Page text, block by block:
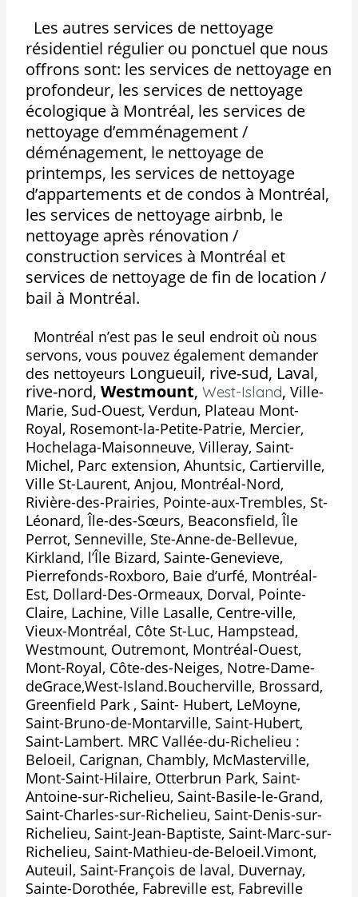
Les autres services de nettoyage
résidentiel régulier ou ponctuel que nous
offrons sont: les services de nettoyage en
profondeur, les services de nettoyage
écologique à Montréal, les services de
nettoyage d’emménagement /
déménagement, le nettoyage de
printemps, les services de nettoyage
d’appartements et de condos à Montréal,
les services de nettoyage airbnb, le
nettoyage après rénovation /
construction services à Montréal et
services de nettoyage de fin de location /
bail à Montréal.
Montréal n’est pas le seul endroit où nous
servons, vous pouvez également demander
des nettoyeurs Longueuil, rive-sud, Laval,
rive-nord,Westmount,West-Island,Ville-
Marie, Sud-Ouest, Verdun, Plateau Mont-
Royal, Rosemont-la-Petite-Patrie, Mercier,
Hochelaga-Maisonneuve, Villeray, Saint-
Michel, Parc extension, Ahuntsic, Cartierville,
Ville St-Laurent, Anjou, Montréal-Nord,
Rivière-des-Prairies, Pointe-aux-Trembles, St-
Léonard, Île-des-Sœurs, Beaconsfield, Île
Perrot, Senneville, Ste-Anne-de-Bellevue,
Kirkland, l’Île Bizard, Sainte-Genevieve,
Pierrefonds-Roxboro, Baie d’urfé, Montréal-
Est, Dollard-Des-Ormeaux, Dorval, Pointe-
Claire, Lachine, Ville Lasalle, Centre-ville,
Vieux-Montréal, Côte St-Luc, Hampstead,
Westmount, Outremont, Montréal-Ouest,
Mont-Royal, Côte-des-Neiges, Notre-Dame-
deGrace,West-Island.Boucherville, Brossard,
Greenfield Park , Saint- Hubert, LeMoyne,
Saint-Bruno-de-Montarville, Saint-Hubert,
Saint-Lambert. MRC Vallée-du-Richelieu :
Beloeil, Carignan, Chambly, McMasterville,
Mont-Saint-Hilaire, Otterbrun Park, Saint-
Antoine-sur-Richelieu, Saint-Basile-le-Grand,
Saint-Charles-sur-Richelieu, Saint-Denis-sur-
Richelieu, Saint-Jean-Baptiste, Saint-Marc-sur-
Richelieu, Saint-Mathieu-de-Beloeil.Vimont,
Auteuil, Saint-François de laval, Duvernay,
Sainte-Dorothée, Fabreville est, Fabreville